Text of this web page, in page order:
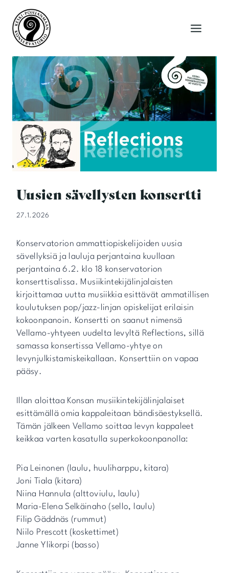
sisältöön
Uusien sävellysten konsertti
27.1.2026
Konservatorion ammattiopiskelijoiden uusia
sävellyksiä ja lauluja perjantaina kuullaan
perjantaina 6.2. klo 18 konservatorion
konserttisalissa. Musiikintekijälinjalaisten
kirjoittamaa uutta musiikkia esittävät ammatillisen
koulutuksen pop/jazz-linjan opiskelijat erilaisin
kokoonpanoin. Konsertti on saanut nimensä
Vellamo-yhtyeen uudelta levyltä Reflections, sillä
samassa konsertissa Vellamo-yhtye on
levynjulkistamiskeikallaan. Konserttiin on vapaa
pääsy.
Illan aloittaa Konsan musiikintekijälinjalaiset
esittämällä omia kappaleitaan bändisäestyksellä.
Tämän jälkeen Vellamo soittaa levyn kappaleet
keikkaa varten kasatulla superkokoonpanolla:
Pia Leinonen (laulu, huuliharppu, kitara)
Joni Tiala (kitara)
Niina Hannula (alttoviulu, laulu)
Maria-Elena Selkäinaho (sello, laulu)
Filip Gäddnäs (rummut)
Niilo Prescott (koskettimet)
Janne Ylikorpi (basso)